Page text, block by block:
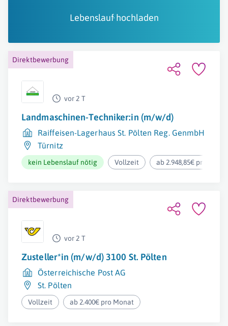
Lebenslauf hochladen
Direktbewerbung
vor 2 T
Landmaschinen-Techniker:in (m/w/d)
Raiffeisen-Lagerhaus St. Pölten Reg. GenmbH
Türnitz
kein Lebenslauf nötig Vollzeit ab 2.948,85€ pro
Direktbewerbung
vor 2 T
Zusteller*in (m/w/d) 3100 St. Pölten
Österreichische Post AG
St. Pölten
Vollzeit ab 2.400€ pro Monat